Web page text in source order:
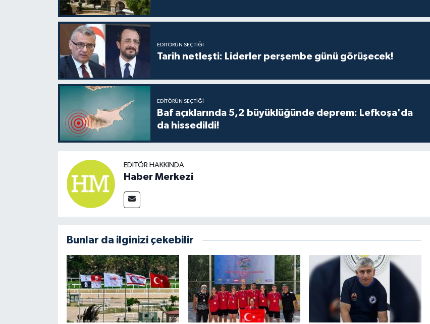
EDITÖRÜN SEÇTIĞI
Tarih netleşti: Liderler perşembe günü görüşecek!
EDITÖRÜN SEÇTIĞI
Baf açıklarında 5,2 büyüklüğünde deprem: Lefkoşa'da
da hissedildi!
EDITÖR HAKKINDA
Haber Merkezi
Bunlar da ilginizi çekebilir